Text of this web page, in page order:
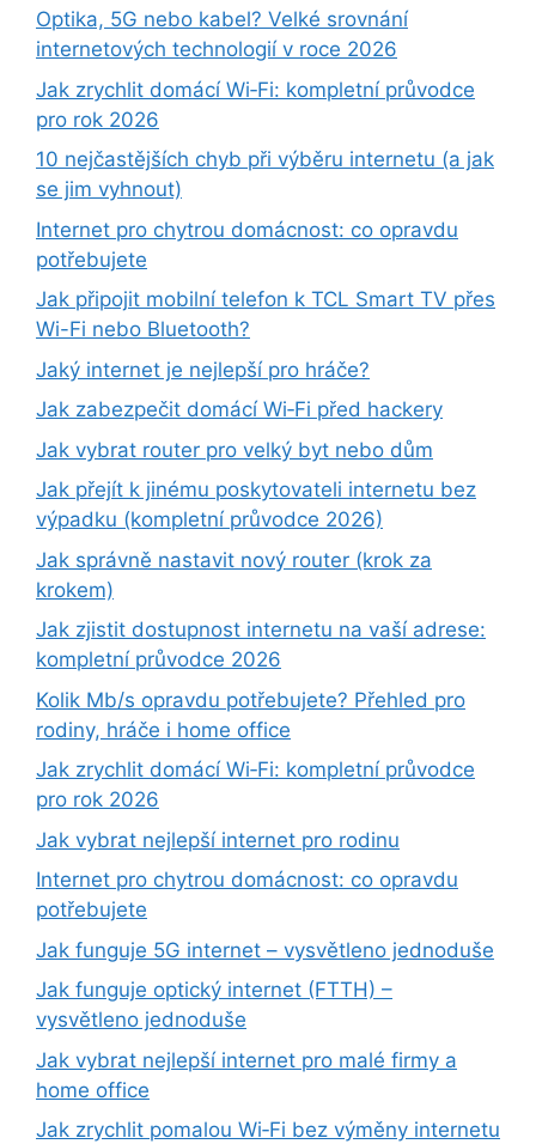
Optika, 5G nebo kabel? Velké srovnání
internetových technologií v roce 2026
Jak zrychlit domácí Wi‑Fi: kompletní průvodce
pro rok 2026
10 nejčastějších chyb při výběru internetu (a jak
se jim vyhnout)
Internet pro chytrou domácnost: co opravdu
potřebujete
Jak připojit mobilní telefon k TCL Smart TV přes
Wi-Fi nebo Bluetooth?
Jaký internet je nejlepší pro hráče?
Jak zabezpečit domácí Wi‑Fi před hackery
Jak vybrat router pro velký byt nebo dům
Jak přejít k jinému poskytovateli internetu bez
výpadku (kompletní průvodce 2026)
Jak správně nastavit nový router (krok za
krokem)
Jak zjistit dostupnost internetu na vaší adrese:
kompletní průvodce 2026
Kolik Mb/s opravdu potřebujete? Přehled pro
rodiny, hráče i home office
Jak zrychlit domácí Wi‑Fi: kompletní průvodce
pro rok 2026
Jak vybrat nejlepší internet pro rodinu
Internet pro chytrou domácnost: co opravdu
potřebujete
Jak funguje 5G internet – vysvětleno jednoduše
Jak funguje optický internet (FTTH) –
vysvětleno jednoduše
Jak vybrat nejlepší internet pro malé firmy a
home office
Jak zrychlit pomalou Wi‑Fi bez výměny internetu